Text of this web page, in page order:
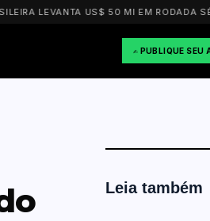
LEVANTA US$ 50 MI EM RODADA SÉRIE B
✍️ PUBLIQUE SEU
Leia também